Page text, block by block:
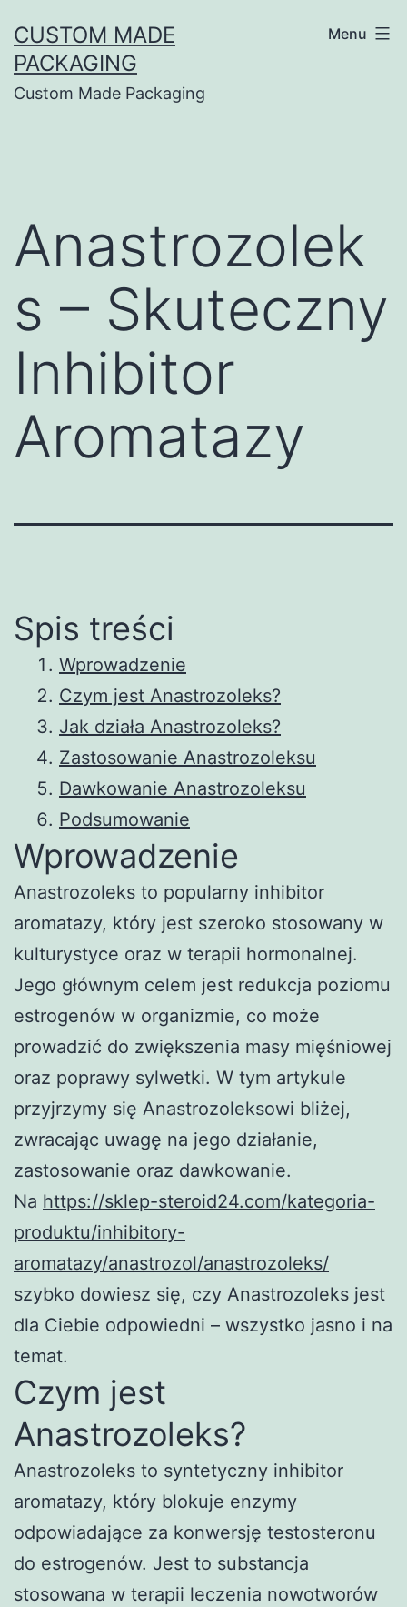
CUSTOM MADE
PACKAGING
Custom Made Packaging
Menu
Anastrozolek
s – Skuteczny
Inhibitor
Aromatazy
Spis treści
Wprowadzenie
Czym jest Anastrozoleks?
Jak działa Anastrozoleks?
Zastosowanie Anastrozoleksu
Dawkowanie Anastrozoleksu
Podsumowanie
Wprowadzenie
Anastrozoleks to popularny inhibitor
aromatazy, który jest szeroko stosowany w
kulturystyce oraz w terapii hormonalnej.
Jego głównym celem jest redukcja poziomu
estrogenów w organizmie, co może
prowadzić do zwiększenia masy mięśniowej
oraz poprawy sylwetki. W tym artykule
przyjrzymy się Anastrozoleksowi bliżej,
zwracając uwagę na jego działanie,
zastosowanie oraz dawkowanie.
Na https://sklep-steroid24.com/kategoria-
produktu/inhibitory-
aromatazy/anastrozol/anastrozoleks/
szybko dowiesz się, czy Anastrozoleks jest
dla Ciebie odpowiedni – wszystko jasno i na
temat.
Czym jest
Anastrozoleks?
Anastrozoleks to syntetyczny inhibitor
aromatazy, który blokuje enzymy
odpowiadające za konwersję testosteronu
do estrogenów. Jest to substancja
stosowana w terapii leczenia nowotworów